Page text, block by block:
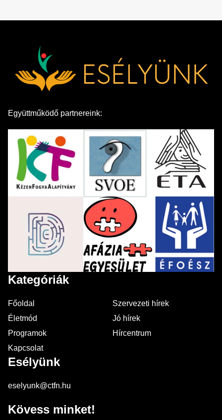
Együttműködő partnereink:
Kategóriák
Főoldal
Szervezeti hírek
Életmód
Jó hírek
Programok
Hírcentrum
Kapcsolat
Esélyünk
eselyunk@ctfn.hu
Kövess minket!